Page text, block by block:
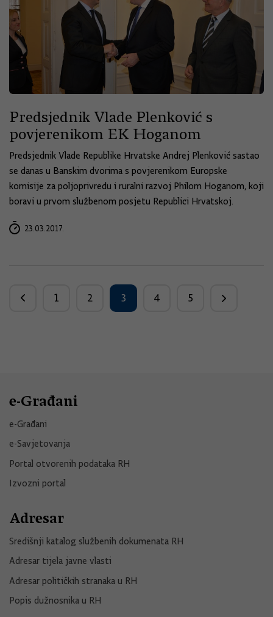
Predsjednik Vlade Plenković s
povjerenikom EK Hoganom
Predsjednik Vlade Republike Hrvatske Andrej Plenković sastao
se danas u Banskim dvorima s povjerenikom Europske
komisije za poljoprivredu i ruralni razvoj Philom Hoganom, koji
boravi u prvom službenom posjetu Republici Hrvatskoj.
23.03.2017.
1 2 3 4 5
e-Građani
e-Građani
e-Savjetovanja
Portal otvorenih podataka RH
Izvozni portal
Adresar
Središnji katalog službenih dokumenata RH
Adresar tijela javne vlasti
Adresar političkih stranaka u RH
Popis dužnosnika u RH